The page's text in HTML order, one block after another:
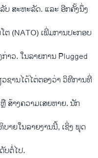
ບ ສະຫະລັດ. ແລະ ອີກຄັ້ງນຶ່ງ
ຕ (NATO) ເພີ່ມການປະກອບ
າວ. ໃນລາຍການ Plugged
ຊານໄດ້ໄຕ່ຕອງວ່າ ວິທີການທີ່
ສ້າງຄວາມເສຍຫາຍ. ນັກ
າຍໃນລາຍງານນີ້, ເຊິ່ງ ພຸດ
ບຕໍ່ໄປ.